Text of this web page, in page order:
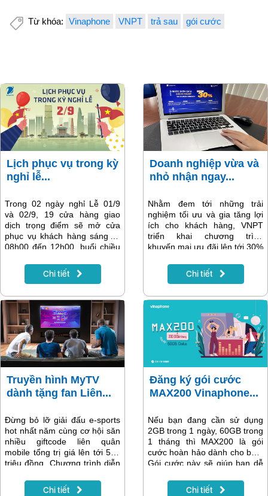
Từ khóa: Vinaphone VNPT trả sau gói cước
Lịch phục vụ trong kỳ
nghỉ lễ...
Trong 02 ngày nghỉ Lễ 01/9
và 02/9, 19 cửa hàng giao
dịch trọng điểm sẽ mở cửa
phục vụ khách hàng sáng từ
08h00 đến 12h00, buổi chiều
sách chi tiết có trong bài viết
Chi tiết
Doanh nghiệp vừa và
nhỏ nhận ngay...
Nhằm đem tới những trải
nghiệm tối ưu và gia tăng lợi
ích cho khách hàng, VNPT
triển khai chương trình
khuyến mại ưu đãi lên tới 30%
số thiết yếu cho doanh nghiệp
khi đăng ký các dịch vụ Viễn
của VNPT trên
https://onesme.vn.
Chi tiết
Truyền hình MyTV
dành tặng fan Liên...
Đừng bỏ lỡ giải đấu e-sports
hot nhất năm cùng cơ hội săn
nhiều giftcode liên quân
mobile tổng trị giá lên tới 500
triệu đồng. Chương trình diễn
trên dịch vụ truyền hình
Chi tiết
Đăng ký gói cước
MAX200 Vinaphone...
Nếu bạn đang cần sử dụng
2GB trong 1 ngày, 60GB trong
1 tháng thì MAX200 là gói
cước hoàn hảo dành cho bạn.
Gói cước này sẽ giúp bạn dễ
không bị phát sinh lưu lượng
Chi tiết